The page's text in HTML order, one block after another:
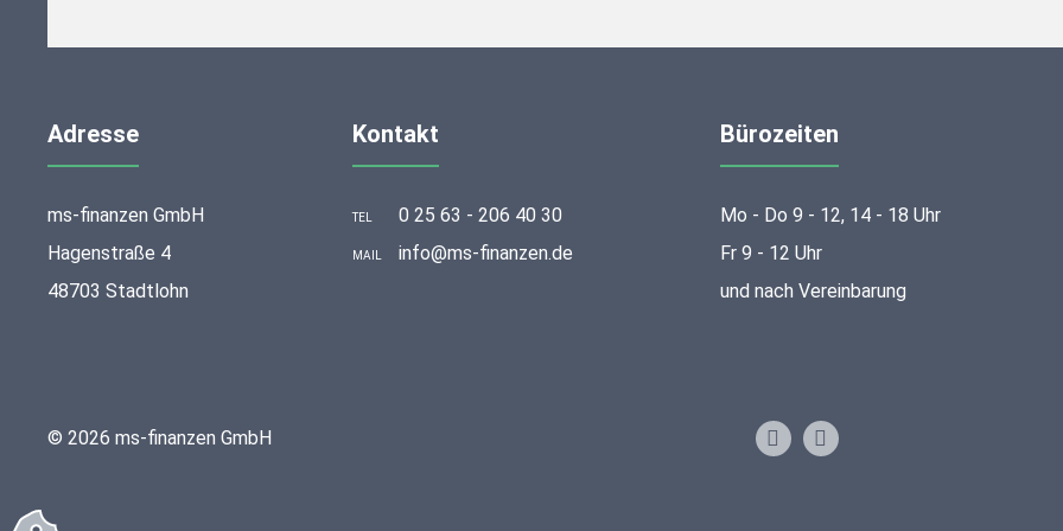
Adresse
ms-finanzen GmbH
Hagenstraße 4
48703 Stadtlohn
Kontakt
TEL 0 25 63 - 206 40 30
MAIL info@ms-finanzen.de
Bürozeiten
Mo - Do 9 - 12, 14 - 18 Uhr
Fr 9 - 12 Uhr
und nach Vereinbarung
© 2026 ms-finanzen GmbH